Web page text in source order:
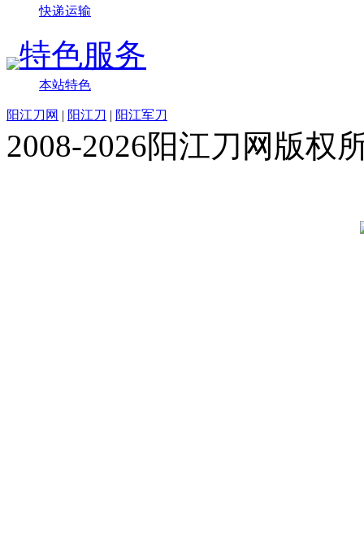
快递运输
特色服务
本站特色
阳江刀网 | 阳江刀 | 阳江军刀
2008-2026阳江刀网版权